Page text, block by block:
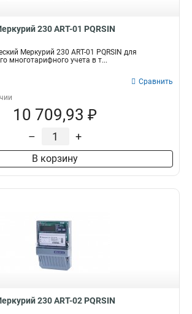
230 АRT-01 PQRSIN
Меркурий 230 АRT-01 PQRSIN для
многотарифного учета в т...
Сравнить
10 709,93 ₽
– +
В корзину
230 АRT-02 PQRSIN